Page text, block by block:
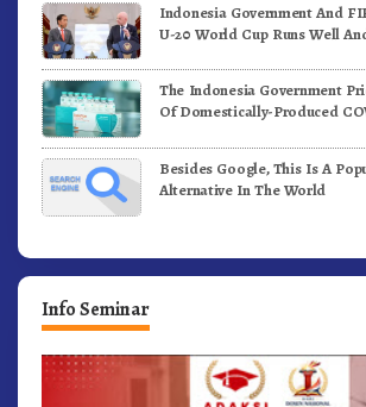
Indonesia Government And
U-20 World Cup Runs Well
The Indonesia Government
Of Domestically-Produced
Besides Google, This Is A
Alternative In The World
Info Seminar